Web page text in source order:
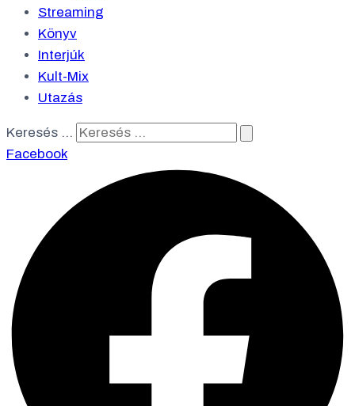
Streaming
Könyv
Interjúk
Kult-Mix
Utazás
Keresés …
Facebook